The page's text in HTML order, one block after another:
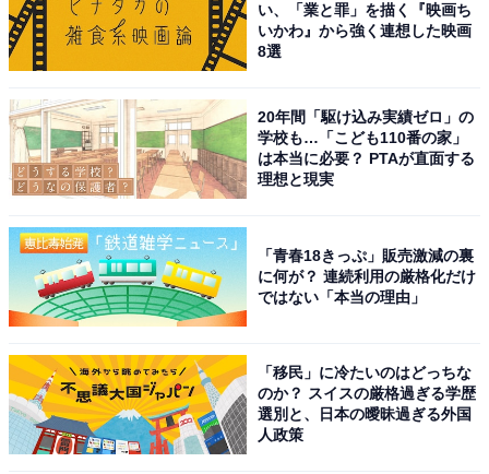
い、「業と罪」を描く『映画ち
いかわ』から強く連想した映画
8選
20年間「駆け込み実績ゼロ」の
学校も…「こども110番の家」
は本当に必要？ PTAが直面する
理想と現実
「青春18きっぷ」販売激減の裏
に何が？ 連続利用の厳格化だけ
ではない「本当の理由」
「移民」に冷たいのはどっちな
のか？ スイスの厳格過ぎる学歴
選別と、日本の曖昧過ぎる外国
人政策